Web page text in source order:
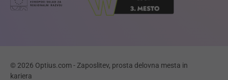
© 2026 Optius.com - Zaposlitev, prosta delovna mesta in
kariera